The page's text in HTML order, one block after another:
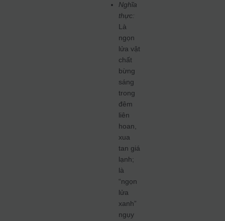
Nghĩa
thực:
Là
ngọn
lửa vật
chất
bừng
sáng
trong
đêm
liên
hoan,
xua
tan giá
lạnh;
là
“ngọn
lửa
xanh”
ngụy